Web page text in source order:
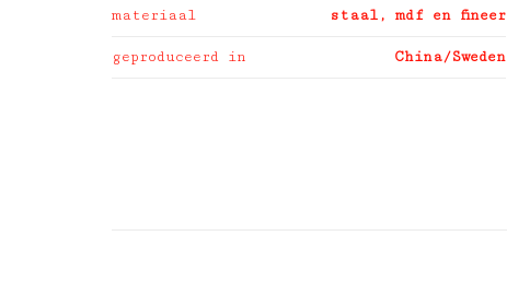
materiaal staal, mdf en fineer
geproduceerd in China/Sweden